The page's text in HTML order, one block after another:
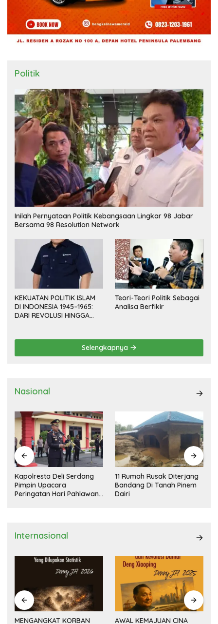
Politik
Inilah Pernyataan Politik Kebangsaan Lingkar 98 Jabar
Bersama 98 Resolution Network
KEKUATAN POLITIK ISLAM
DI INDONESIA 1945–1965:
DARI REVOLUSI HINGGA
Teori-Teori Politik Sebagai
Analisa Berfikir
Selengkapnya
Nasional
Kapolresta Deli Serdang
Pimpin Upacara
Peringatan Hari Pahlawan
11 Rumah Rusak Diterjang
Bandang Di Tanah Pinem
Dairi
Internasional
MENGANGKAT KORBAN AWAL KEMAJUAN CINA